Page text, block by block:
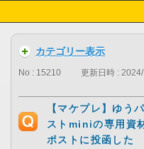
カテゴリー表示
No : 15210 更新日時 :
【マケプレ】ゆう
ストminiの専用資
ポストに投函した